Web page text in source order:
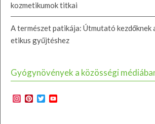
kozmetikumok titkai
A természet patikája: Útmutató kezdőknek
etikus gyűjtéshez
Gyógynövények a közösségi
Instagram
Pinterest
Twitter